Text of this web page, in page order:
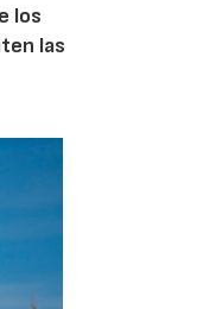
los
las